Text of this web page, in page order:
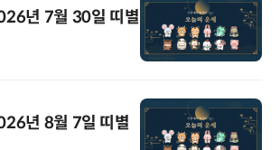
년 7월 30일 띠별
년 8월 7일 띠별